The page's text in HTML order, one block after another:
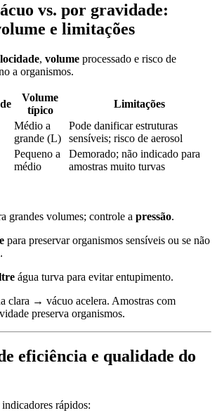
vs. por gravidade:
e limitações
, volume processado e risco de
a organismos.
Volume
típico
Limitações
Médio a
grande (L)
Pode danificar estruturas
sensíveis; risco de aerosol
Pequeno a
médio
Demorado; não indicado para
amostras muito turvas
grandes volumes; controle a pressão.
para preservar organismos sensíveis ou se não
água turva para evitar entupimento.
clara → vácuo acelera. Amostras com
preserva organismos.
eficiência e qualidade do
rápidos: